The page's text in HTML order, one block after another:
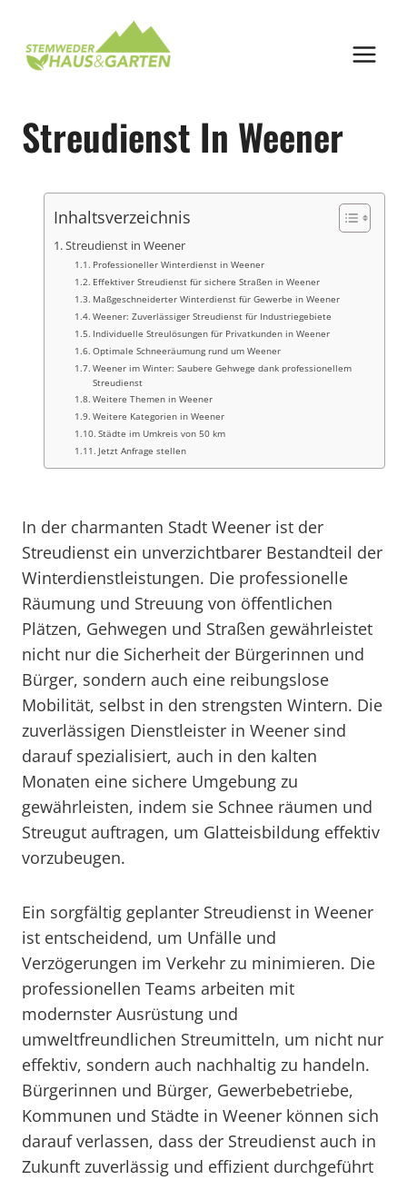
springen
Streudienst In Weener
Inhaltsverzeichnis
Streudienst in Weener
Professioneller Winterdienst in Weener
Effektiver Streudienst für sichere Straßen in Weener
Maßgeschneiderter Winterdienst für Gewerbe in Weener
Weener: Zuverlässiger Streudienst für Industriegebiete
Individuelle Streulösungen für Privatkunden in Weener
Optimale Schneeräumung rund um Weener
Weener im Winter: Saubere Gehwege dank professionellem
Streudienst
Weitere Themen in Weener
Weitere Kategorien in Weener
Städte im Umkreis von 50 km
Jetzt Anfrage stellen
In der charmanten Stadt Weener ist der
Streudienst ein unverzichtbarer Bestandteil der
Winterdienstleistungen. Die professionelle
Räumung und Streuung von öffentlichen
Plätzen, Gehwegen und Straßen gewährleistet
nicht nur die Sicherheit der Bürgerinnen und
Bürger, sondern auch eine reibungslose
Mobilität, selbst in den strengsten Wintern. Die
zuverlässigen Dienstleister in Weener sind
darauf spezialisiert, auch in den kalten
Monaten eine sichere Umgebung zu
gewährleisten, indem sie Schnee räumen und
Streugut auftragen, um Glatteisbildung effektiv
vorzubeugen.
Ein sorgfältig geplanter Streudienst in Weener
ist entscheidend, um Unfälle und
Verzögerungen im Verkehr zu minimieren. Die
professionellen Teams arbeiten mit
modernster Ausrüstung und
umweltfreundlichen Streumitteln, um nicht nur
effektiv, sondern auch nachhaltig zu handeln.
Bürgerinnen und Bürger, Gewerbebetriebe,
Kommunen und Städte in Weener können sich
darauf verlassen, dass der Streudienst auch in
Zukunft zuverlässig und effizient durchgeführt